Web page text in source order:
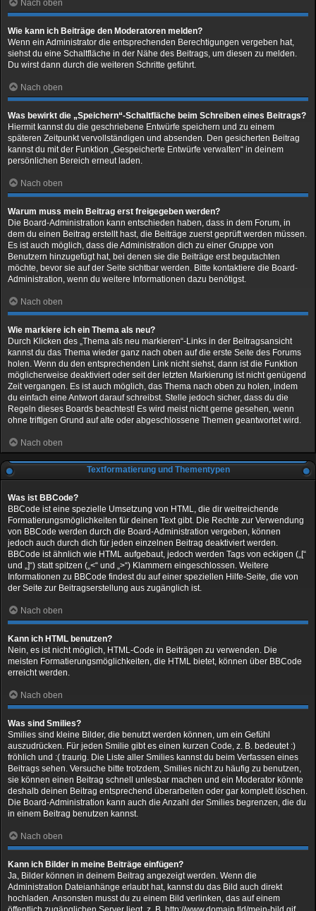
Nach oben
Wie kann ich Beiträge den Moderatoren melden?
Wenn ein Administrator die entsprechenden Berechtigungen vergeben hat,
siehst du eine Schaltfläche in der Nähe des Beitrags, um diesen zu melden.
Du wirst dann durch die weiteren Schritte geführt.
Nach oben
Was bewirkt die „Speichern“-Schaltfläche beim Schreiben eines Beitrags?
Hiermit kannst du die geschriebene Entwürfe speichern und zu einem
späteren Zeitpunkt vervollständigen und absenden. Den gesicherten Beitrag
kannst du mit der Funktion „Gespeicherte Entwürfe verwalten“ in deinem
persönlichen Bereich erneut laden.
Nach oben
Warum muss mein Beitrag erst freigegeben werden?
Die Board-Administration kann entschieden haben, dass in dem Forum, in
dem du einen Beitrag erstellt hast, die Beiträge zuerst geprüft werden müssen.
Es ist auch möglich, dass die Administration dich zu einer Gruppe von
Benutzern hinzugefügt hat, bei denen sie die Beiträge erst begutachten
möchte, bevor sie auf der Seite sichtbar werden. Bitte kontaktiere die Board-
Administration, wenn du weitere Informationen dazu benötigst.
Nach oben
Wie markiere ich ein Thema als neu?
Durch Klicken des „Thema als neu markieren“-Links in der Beitragsansicht
kannst du das Thema wieder ganz nach oben auf die erste Seite des Forums
holen. Wenn du den entsprechenden Link nicht siehst, dann ist die Funktion
möglicherweise deaktiviert oder seit der letzten Markierung ist nicht genügend
Zeit vergangen. Es ist auch möglich, das Thema nach oben zu holen, indem
du einfach eine Antwort darauf schreibst. Stelle jedoch sicher, dass du die
Regeln dieses Boards beachtest! Es wird meist nicht gerne gesehen, wenn
ohne triftigen Grund auf alte oder abgeschlossene Themen geantwortet wird.
Nach oben
Textformatierung und Thementypen
Was ist BBCode?
BBCode ist eine spezielle Umsetzung von HTML, die dir weitreichende
Formatierungsmöglichkeiten für deinen Text gibt. Die Rechte zur Verwendung
von BBCode werden durch die Board-Administration vergeben, können
jedoch auch durch dich für jeden einzelnen Beitrag deaktiviert werden.
BBCode ist ähnlich wie HTML aufgebaut, jedoch werden Tags von eckigen („[“
und „]“) statt spitzen („<“ und „>“) Klammern eingeschlossen. Weitere
Informationen zu BBCode findest du auf einer speziellen Hilfe-Seite, die von
der Seite zur Beitragserstellung aus zugänglich ist.
Nach oben
Kann ich HTML benutzen?
Nein, es ist nicht möglich, HTML-Code in Beiträgen zu verwenden. Die
meisten Formatierungsmöglichkeiten, die HTML bietet, können über BBCode
erreicht werden.
Nach oben
Was sind Smilies?
Smilies sind kleine Bilder, die benutzt werden können, um ein Gefühl
auszudrücken. Für jeden Smilie gibt es einen kurzen Code, z. B. bedeutet :)
fröhlich und :( traurig. Die Liste aller Smilies kannst du beim Verfassen eines
Beitrags sehen. Versuche bitte trotzdem, Smilies nicht zu häufig zu benutzen,
sie können einen Beitrag schnell unlesbar machen und ein Moderator könnte
deshalb deinen Beitrag entsprechend überarbeiten oder gar komplett löschen.
Die Board-Administration kann auch die Anzahl der Smilies begrenzen, die du
in einem Beitrag benutzen kannst.
Nach oben
Kann ich Bilder in meine Beiträge einfügen?
Ja, Bilder können in deinem Beitrag angezeigt werden. Wenn die
Administration Dateianhänge erlaubt hat, kannst du das Bild auch direkt
hochladen. Ansonsten musst du zu einem Bild verlinken, das auf einem